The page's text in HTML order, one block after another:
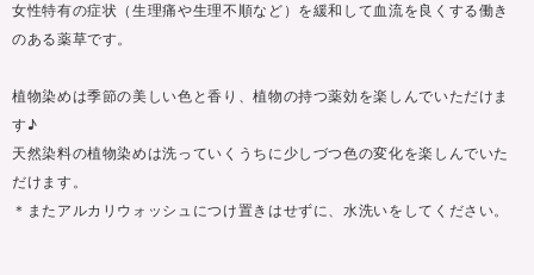
女性特有の症状（生理痛や生理不順など）を緩和して血流を良くする働き
のある薬草です。
植物染めは季節の美しい色と香り、植物の持つ薬効を楽しんでいただけま
す♪
天然染料の植物染めは洗っていくうちに少しづつ色の変化を楽しんでいた
だけます。
＊またアルカリウォッシュにつけ置きはせずに、水洗いをしてください。